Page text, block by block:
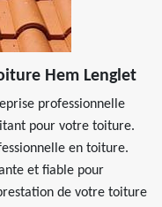
Hem Lenglet
professionnelle
pour votre toiture.
en toiture.
et fiable pour
de votre toiture